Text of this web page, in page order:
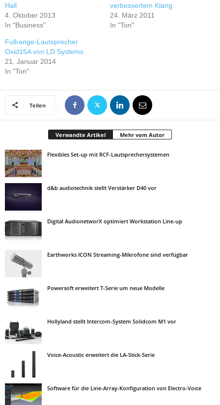
Hall
4. Oktober 2013
In "Business"
verbessertem Klang
24. März 2011
In "Ton"
Fullrange-Lautsprecher
Oxid15A von LD Systems
21. Januar 2014
In "Ton"
Teilen
Verwandte Artikel Mehr vom Autor
Flexibles Set-up mit RCF-Lautsprechersystemen
d&b audiotechnik stellt Verstärker D40 vor
Digital AudionetworX optimiert Workstation Line-up
Earthworks ICON Streaming-Mikrofone sind verfügbar
Powersoft erweitert T-Serie um neue Modelle
Hollyland stellt Intercom-System Solidcom M1 vor
Voice-Acoustic erweitert die LA-Stick-Serie
Software für die Line-Array-Konfiguration von Electro-Voice